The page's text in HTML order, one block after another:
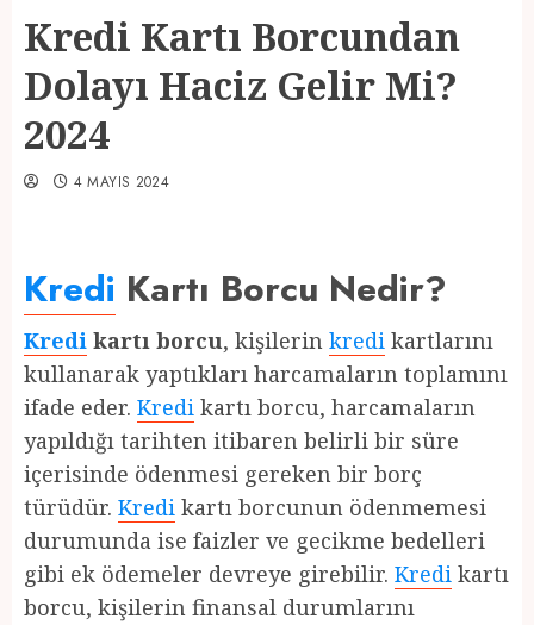
Kredi Kartı Borcundan
Dolayı Haciz Gelir Mi?
2024
4 MAYIS 2024
Kredi Kartı Borcu Nedir?
Kredi kartı borcu, kişilerin kredi kartlarını
kullanarak yaptıkları harcamaların toplamını
ifade eder. Kredi kartı borcu, harcamaların
yapıldığı tarihten itibaren belirli bir süre
içerisinde ödenmesi gereken bir borç
türüdür. Kredi kartı borcunun ödenmemesi
durumunda ise faizler ve gecikme bedelleri
gibi ek ödemeler devreye girebilir. Kredi kartı
borcu, kişilerin finansal durumlarını